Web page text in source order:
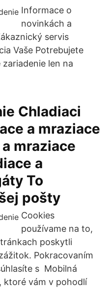
Informace o
novinkách a
servis
Vaše Potrebujete
len na
Chladiaci
a mraziace
mraziace
a
To
pošty
Cookies
používame na to,
poskytli
Pokracovaním
s Mobilná
ktoré vám v pohodlí